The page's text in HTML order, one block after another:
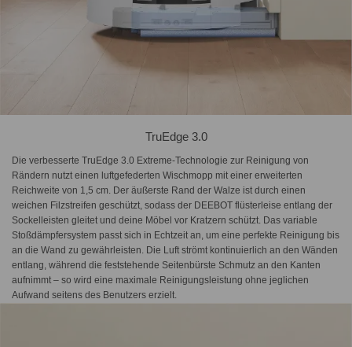
TruEdge 3.0
Die verbesserte TruEdge 3.0 Extreme-Technologie zur Reinigung von
Rändern nutzt einen luftgefederten Wischmopp mit einer erweiterten
Reichweite von 1,5 cm. Der äußerste Rand der Walze ist durch einen
weichen Filzstreifen geschützt, sodass der DEEBOT flüsterleise entlang der
Sockelleisten gleitet und deine Möbel vor Kratzern schützt. Das variable
Stoßdämpfersystem passt sich in Echtzeit an, um eine perfekte Reinigung bis
an die Wand zu gewährleisten. Die Luft strömt kontinuierlich an den Wänden
entlang, während die feststehende Seitenbürste Schmutz an den Kanten
aufnimmt – so wird eine maximale Reinigungsleistung ohne jeglichen
Aufwand seitens des Benutzers erzielt.